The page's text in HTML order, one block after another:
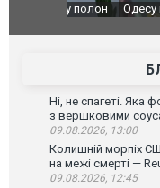
Одесу накрила
ураганним
Ні, не спагеті. Яка
з вершковими
09.08.2026, 13:00
Колишній морпіх
на межі смерті —
09.08.2026, 12:45